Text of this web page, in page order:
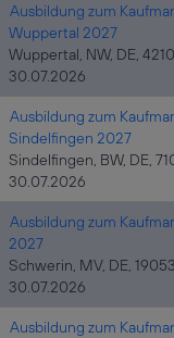
Ausbildung zum
Wuppertal 2027
Wuppertal, NW, DE,
30.07.2026
Ausbildung zum
Sindelfingen 2027
Sindelfingen, BW, DE,
30.07.2026
Ausbildung zum
2027
Schwerin, MV, DE, 19053
30.07.2026
Ausbildung zum